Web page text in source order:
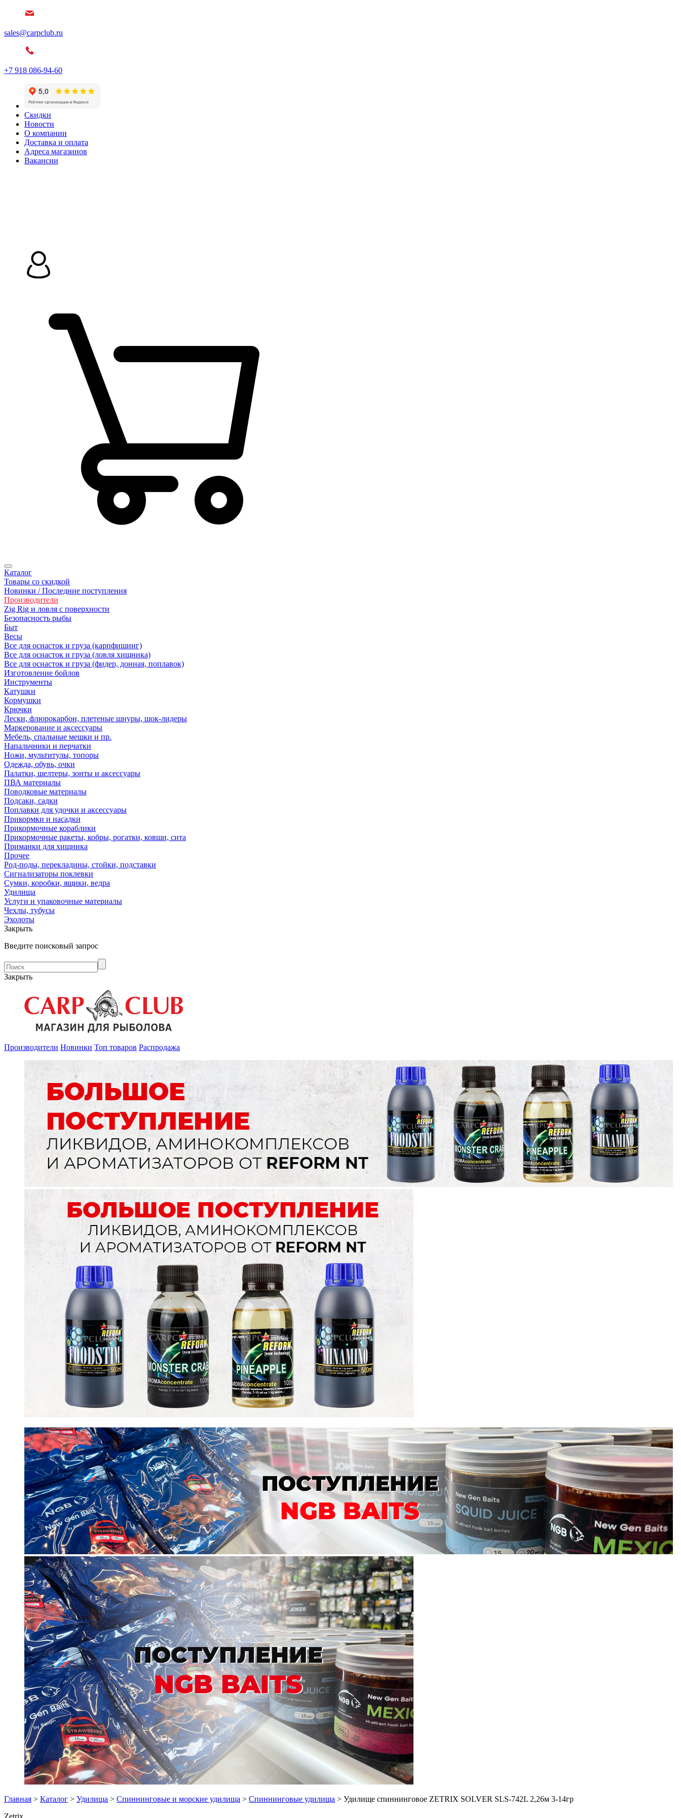
sales@carpclub.ru
+7 918 086-94-60
Скидки
Новости
О компании
Доставка и оплата
Адреса магазинов
Вакансии
Каталог
Товары со скидкой
Новинки / Последние поступления
Производители
Zig Rig и ловля с поверхности
Безoпасность рыбы
Быт
Весы
Все для оснасток и груза (карпфишинг)
Все для оснасток и груза (ловля хищника)
Все для оснасток и груза (фидер, донная, поплавок)
Изготовление бойлов
Инструменты
Катушки
Кормушки
Крючки
Лески, флюрокарбон, плетеные шнуры, шок-лидеры
Маркерование и аксессуары
Мебель, спальные мешки и пр.
Напальчники и перчатки
Ножи, мультитулы, топоры
Одежда, обувь, очки
Палатки, шелтеры, зонты и аксессуары
ПВА материалы
Поводковые материалы
Подсаки, садки
Поплавки для удочки и аксессуары
Прикормки и насадки
Прикормочные кораблики
Прикормочные ракеты, кобры, рогатки, ковши, сита
Приманки для хищника
Прочее
Род-поды, перекладины, стойки, подставки
Сигнализаторы поклевки
Сумки, коробки, ящики, ведра
Удилища
Услуги и упаковочные материалы
Чехлы, тубусы
Эхолоты
Закрыть
Введите поисковый запрос
Закрыть
Производители Новинки Топ товаров Распродажа
Главная > Каталог > Удилища > Спиннинговые и морские удилища > Спиннинговые удилища > Удилище спиннинговое ZETRIX SOLVER SLS-742L 2,26м 3-14гр
Zetrix